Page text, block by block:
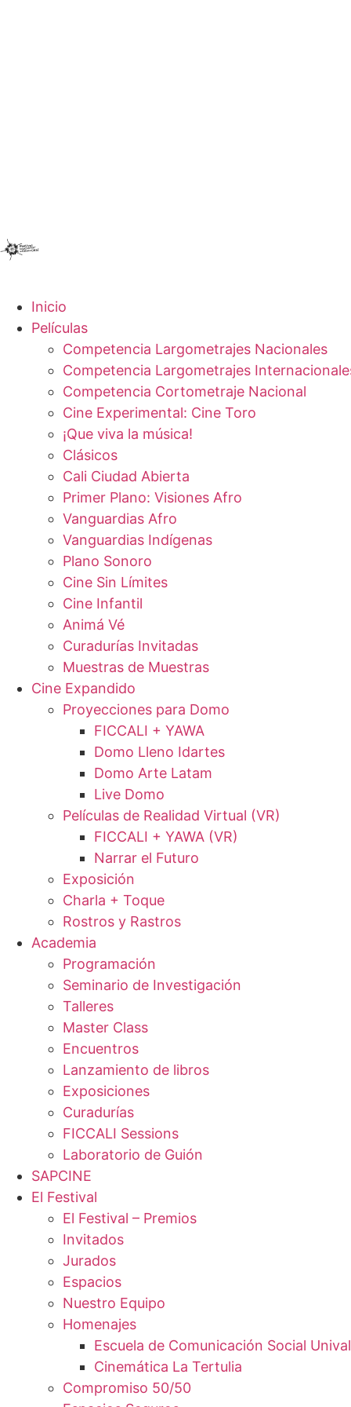
Inicio
Películas
Competencia Largometrajes Nacionales
Competencia Largometrajes
Competencia Cortometraje Nacional
Cine Experimental: Cine Toro
¡Que viva la música!
Clásicos
Cali Ciudad Abierta
Primer Plano: Visiones Afro
Vanguardias Afro
Vanguardias Indígenas
Plano Sonoro
Cine Sin Límites
Cine Infantil
Animá Vé
Curadurías Invitadas
Muestras de Muestras
Cine Expandido
Proyecciones para Domo
FICCALI + YAWA
Domo Lleno Idartes
Domo Arte Latam
Live Domo
Películas de Realidad Virtual (VR)
FICCALI + YAWA (VR)
Narrar el Futuro
Exposición
Charla + Toque
Rostros y Rastros
Academia
Programación
Seminario de Investigación
Talleres
Master Class
Encuentros
Lanzamiento de libros
Exposiciones
Curadurías
FICCALI Sessions
Laboratorio de Guión
SAPCINE
El Festival
El Festival – Premios
Invitados
Jurados
Espacios
Nuestro Equipo
Homenajes
Escuela de Comunicación Social
Cinemática La Tertulia
Compromiso 50/50